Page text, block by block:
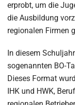
erprobt, um die
die Ausbildung
regionalen Firmen
In diesem
sogenannten BO-
Dieses Format
IHK und HWK,